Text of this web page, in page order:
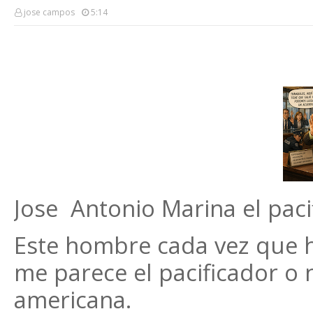
jose campos 5:14
Jose Antonio Marina el
Este hombre cada vez
me parece el pacificador o
americana.